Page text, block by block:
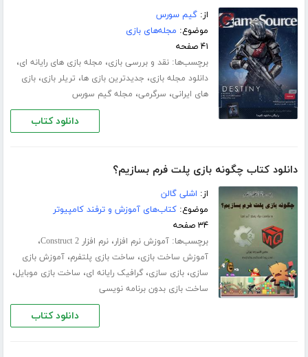
از:گیم سورس
موضوع: مجله‌های بازی
۴۱ صفحه
برچسب‌ها:نقد و بررسی بازی، مجله بازی های رایانه ای،
دانلود مجله بازی، جدیدترین بازی ها، تریلر بازی،بازی
های ایرانی، سرگرمی، مجله گیم سورس
دانلود کتاب
دانلود کتاب چگونه بازی پلت فرم بسازیم؟
از: اشلی گالن
موضوع:کتاب‌های آموزش و ترفند کامپیوتر
۳۴ صفحه
برچسب‌ها:آموزش نرم افزار،نرم افزار Construct 2 ،
آموزش ساخت بازی، ساخت بازی پلتفرم،آموزش بازی
سازی،بازی سازی،گرافیک رایانه ای، ساخت بازی موبایل،
ساخت بازی بدون برنامه نویسی
دانلود کتاب